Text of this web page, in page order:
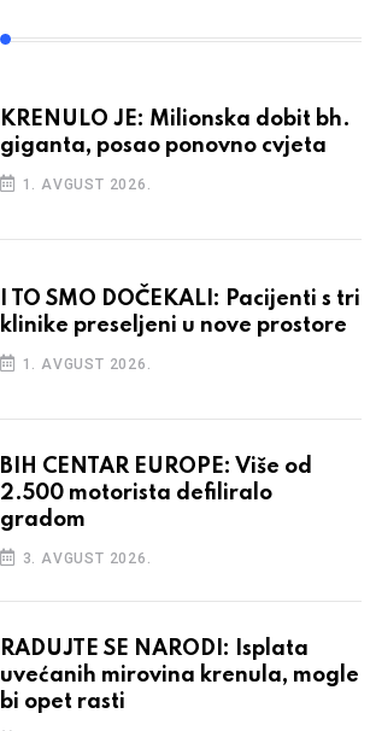
KRENULO JE: Milionska dobit bh.
giganta, posao ponovno cvjeta
1. AVGUST 2026.
I TO SMO DOČEKALI: Pacijenti s tri
klinike preseljeni u nove prostore
1. AVGUST 2026.
BIH CENTAR EUROPE: Više od
2.500 motorista defiliralo
gradom
3. AVGUST 2026.
RADUJTE SE NARODI: Isplata
uvećanih mirovina krenula, mogle
bi opet rasti